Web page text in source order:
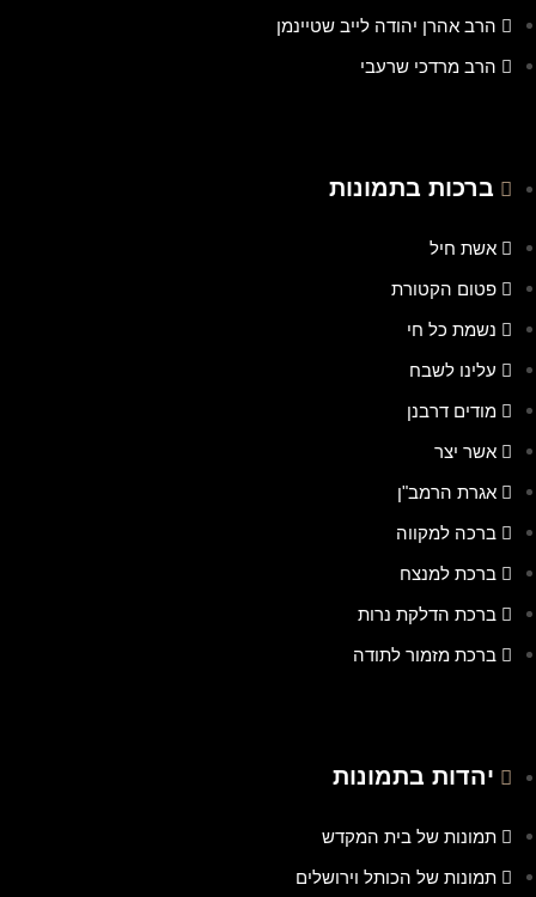
הרב אהרן יהודה לייב שטיינמן
הרב מרדכי שרעבי
ברכות בתמונות
אשת חיל
פטום הקטורת
נשמת כל חי
עלינו לשבח
מודים דרבנן
אשר יצר
אגרת הרמב"ן
ברכה למקווה
ברכת למנצח
ברכת הדלקת נרות
ברכת מזמור לתודה
יהדות בתמונות
תמונות של בית המקדש
תמונות של הכותל וירושלים